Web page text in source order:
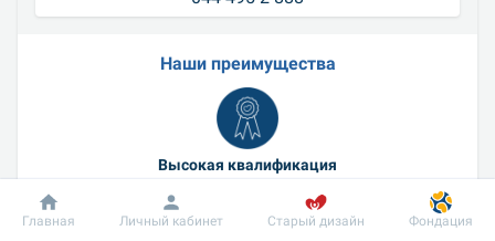
Наши преимущества
Высокая квалификация
Широкий спектр специальностей
Главная
Личный кабинет Старый дизайн Фондация